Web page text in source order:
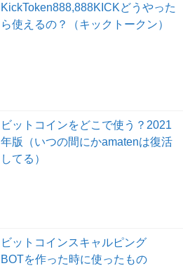
KickToken888,888KICKどうやった
ら使えるの？（キックトークン）
ビットコインをどこで使う？2021
年版（いつの間にかamatenは復活
してる）
ビットコインスキャルピング
BOTを作った時に使ったもの